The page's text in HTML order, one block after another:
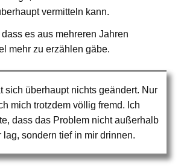
vermitteln kann.
dass es aus mehreren Jahren
mehr zu erzählen gäbe.
sich überhaupt nichts geändert. Nur
mich trotzdem völlig fremd. Ich
dass das Problem nicht außerhalb
lag, sondern tief in mir drinnen.